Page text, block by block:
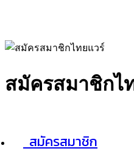
สมัครสมาชิกไ
สมัครสมาชิก